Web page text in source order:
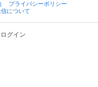
プライバシーポリシー
について
ログイン